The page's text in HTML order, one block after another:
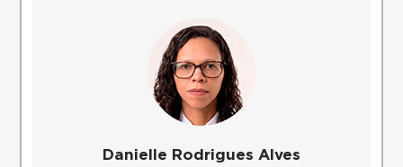
Danielle Rodrigues Alves